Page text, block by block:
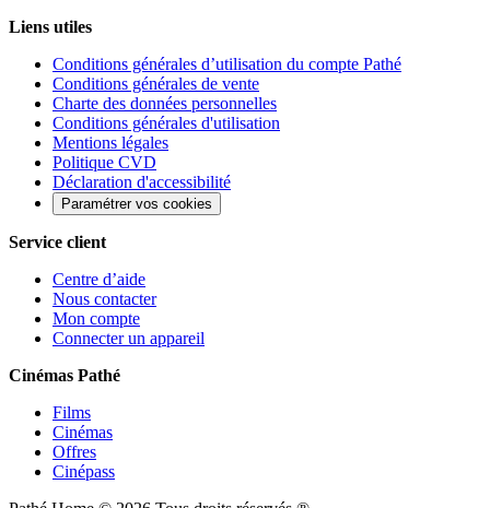
Liens utiles
Conditions générales d’utilisation du compte Pathé
Conditions générales de vente
Charte des données personnelles
Conditions générales d'utilisation
Mentions légales
Politique CVD
Déclaration d'accessibilité
Paramétrer vos cookies
Service client
Centre d’aide
Nous contacter
Mon compte
Connecter un appareil
Cinémas Pathé
Films
Cinémas
Offres
Cinépass